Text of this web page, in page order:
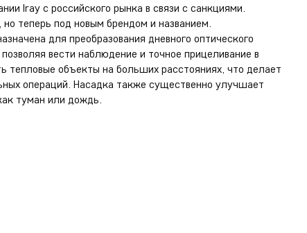
Iray с российского рынка в связи с санкциями.
теперь под новым брендом и названием.
для преобразования дневного оптического
вести наблюдение и точное прицеливание в
тепловые объекты на больших расстояниях, что делает
операций. Насадка также существенно улучшает
туман или дождь.